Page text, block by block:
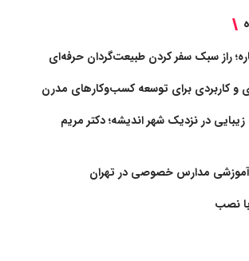
راز سبک سفر کردن طبیعت‌گردان حرفه‌ای
و کاربردی برای توسعه کسب‌وکارهای مدرن
در نزدیک شهر اندیشه؛ دکتر مریم
مدارس خصوصی در تهران
نصب